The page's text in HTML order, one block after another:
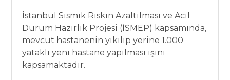
İstanbul Sismik Riskin Azaltılması ve Acil
Durum Hazırlık Projesi (İSMEP) kapsamında,
mevcut hastanenin yıkılıp yerine 1.000
yataklı yeni hastane yapılması işini
kapsamaktadır.